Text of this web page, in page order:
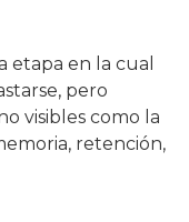
etapa en la cual
pero
visibles como la
retención,